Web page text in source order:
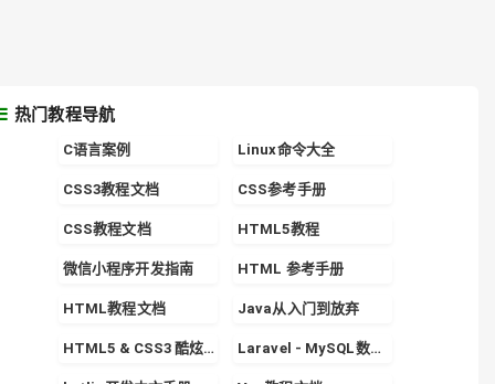
热门教程导航
C语言案例 Linux命令大全
CSS3教程文档 CSS参考手册
CSS教程文档 HTML5教程
微信小程序开发指南 HTML 参考手册
HTML教程文档 Java从入门到放弃
HTML5 & CSS3 酷炫实战专栏 Laravel - MySQL数据库的使用详解